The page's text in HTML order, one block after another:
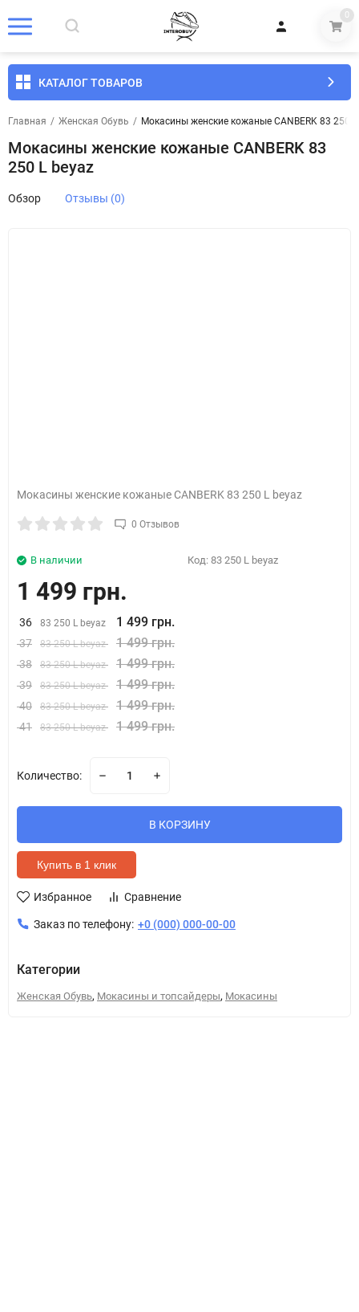
0
КАТАЛОГ ТОВАРОВ
Главная / Женская Обувь / Мокасины женские кожаные CANBERK 83 250
Мокасины женские кожаные CANBERK 83
250 L beyaz
Обзор Отзывы (0)
Мокасины женские кожаные CANBERK 83 250 L beyaz
0 Отзывов
В наличии Код: 83 250 L beyaz
1 499 грн.
36 83 250 L beyaz 1 499 грн.
37 83 250 L beyaz 1 499 грн.
38 83 250 L beyaz 1 499 грн.
39 83 250 L beyaz 1 499 грн.
40 83 250 L beyaz 1 499 грн.
41 83 250 L beyaz 1 499 грн.
Количество:
В КОРЗИНУ
Купить в 1 клик
Избранное Сравнение
Заказ по телефону: +0 (000) 000-00-00
Категории
Женская Обувь, Мокасины и топсайдеры, Мокасины